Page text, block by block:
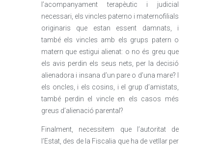
l’acompanyament terapèutic i judicial
necessari, els vincles paterno i maternofilials
originaris que estan essent damnats, i
també els vincles amb els grups patern o
matern que estigui alienat: o no és greu que
els avis perdin els seus nets, per la decisió
alienadora i insana d’un pare o d’una mare? I
els oncles, i els cosins, i el grup d’amistats,
també perdin el vincle en els casos més
greus d’alienació parental?
Finalment, necessitem que l’autoritat de
l’Estat, des de la Fiscalia que ha de vetllar per